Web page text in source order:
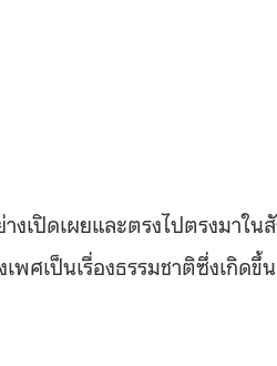
เปิดเผยและตรงไปตรงมาใน
เพศเป็นเรื่องธรรมชาติซึ่งเกิ